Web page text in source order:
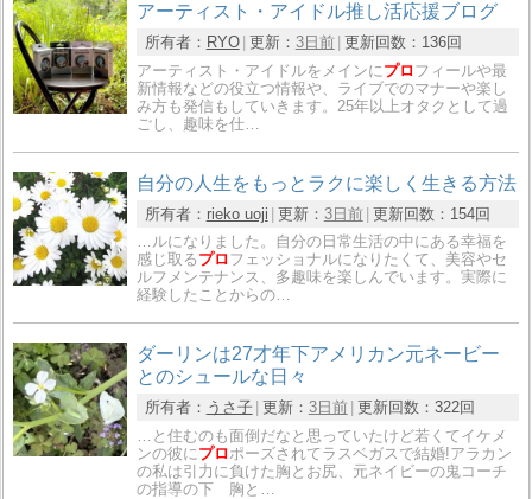
アーティスト・アイドル推し活応援ブログ
所有者： RYO 更新： 3日前 更新回数： 136回
アーティスト・アイドルをメインに プロ フィールや最
新情報などの役立つ情報や、ライブでのマナーや楽し
み方も発信もしていきます。25年以上オタクとして過
ごし、趣味を仕…
自分の人生をもっとラクに楽しく生きる方法
所有者： rieko uoji 更新： 3日前 更新回数： 154回
…ルになりました。自分の日常生活の中にある幸福を
感じ取るプロ フェッショナルになりたくて、美容やセ
ルフメンテナンス、多趣味を楽しんでいます。実際に
経験したことからの…
ダーリンは27才年下アメリカン元ネービー
とのシュールな日々
所有者： うさ子 更新： 3日前 更新回数： 322回
…と住むのも面倒だなと思っていたけど若くてイケメ
ンの彼に プロ ポーズされてラスベガスで結婚!アラカン
の私は引力に負けた胸とお尻、元ネイビーの鬼コーチ
の指導の下 胸と…